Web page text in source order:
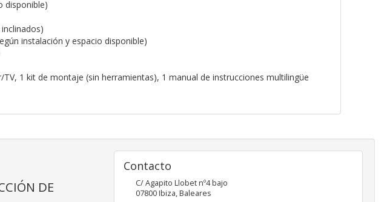
disponible)
instalación y espacio disponible)
1 kit de montaje (sin herramientas), 1 manual de instrucciones multilingüe
DE
Contacto
C/ Agapito Llobet nº4 bajo
07800Ibiza,Baleares